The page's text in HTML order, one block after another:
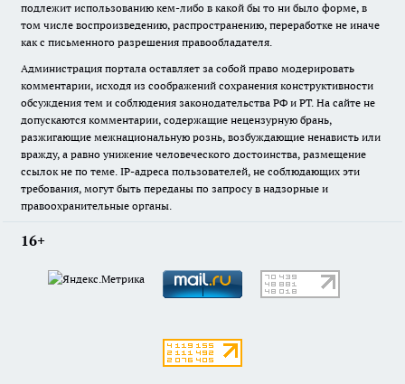
подлежит использованию кем-либо в какой бы то ни было форме, в
том числе воспроизведению, распространению, переработке не иначе
как с письменного разрешения правообладателя.
Администрация портала оставляет за собой право модерировать
комментарии, исходя из соображений сохранения конструктивности
обсуждения тем и соблюдения законодательства РФ и РТ. На сайте не
допускаются комментарии, содержащие нецензурную брань,
разжигающие межнациональную рознь, возбуждающие ненависть или
вражду, а равно унижение человеческого достоинства, размещение
ссылок не по теме. IP-адреса пользователей, не соблюдающих эти
требования, могут быть переданы по запросу в надзорные и
правоохранительные органы.
16+